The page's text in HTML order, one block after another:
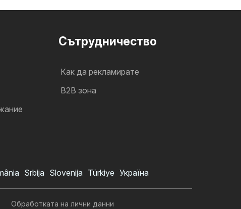
Cътрудничество
Как да рекламирате
B2B зона
Srbija Slovenija Türkiye Україна
Обработката на лични данни